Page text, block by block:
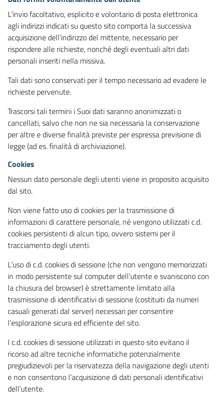
L’invio facoltativo, esplicito e volontario di posta elettronica
agli indirizzi indicati su questo sito comporta la successiva
acquisizione dell’indirizzo del mittente, necessario per
rispondere alle richieste, nonché degli eventuali altri dati
personali inseriti nella missiva.
Tali dati sono conservati per il tempo necessario ad evadere le
richieste pervenute.
Trascorsi tali termini i Suoi dati saranno anonimizzati o
cancellati, salvo che non ne sia necessaria la conservazione
per altre e diverse finalità previste per espressa previsione di
legge (ad es. finalità di archiviazione).
Cookies
Nessun dato personale degli utenti viene in proposito acquisito
dal sito.
Non viene fatto uso di cookies per la trasmissione di
informazioni di carattere personale, né vengono utilizzati c.d.
cookies persistenti di alcun tipo, ovvero sistemi per il
tracciamento degli utenti.
L’uso di c.d. cookies di sessione (che non vengono memorizzati
in modo persistente sul computer dell’utente e svaniscono con
la chiusura del browser) è strettamente limitato alla
trasmissione di identificativi di sessione (costituiti da numeri
casuali generati dal server) necessari per consentire
l’esplorazione sicura ed efficiente del sito.
I c.d. cookies di sessione utilizzati in questo sito evitano il
ricorso ad altre tecniche informatiche potenzialmente
pregiudizievoli per la riservatezza della navigazione degli utenti
e non consentono l’acquisizione di dati personali identificativi
dell’utente.